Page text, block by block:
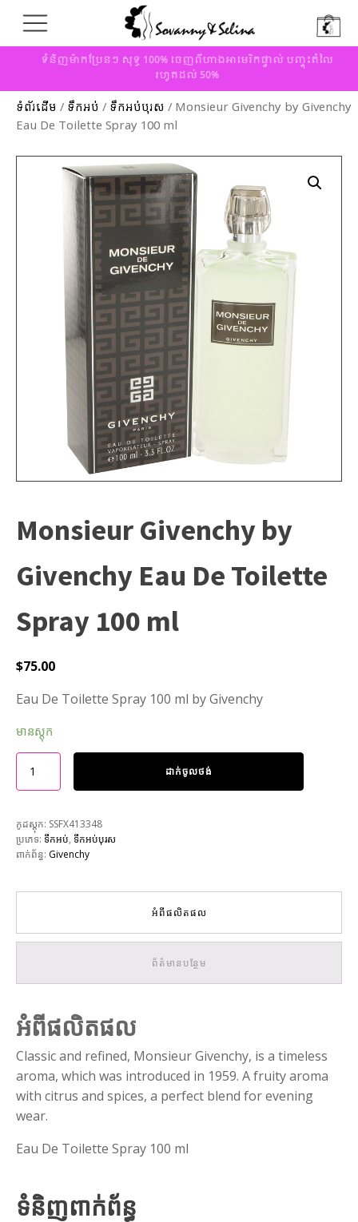
ទំនិញម៉ាកប្រែនៗ សុទ្ធ 100% ចេញពីហាងអាមេរិកផ្ទាល់ បញ្ចុះតំលៃ
រហូតដល់ 50%
ទំព័រដើម / ទឹកអប់ / ទឹកអប់បុរស / Monsieur Givenchy by Givenchy
Eau De Toilette Spray 100 ml
Monsieur Givenchy by
Givenchy Eau De Toilette
Spray 100 ml
$75.00
Eau De Toilette Spray 100 ml by Givenchy
មានស្តុក
ដាក់ចូលថង់
កូដស្តុក: SSFX413348
ប្រភេទ: ទឹកអប់, ទឹកអប់បុរស
ពាក់ព័ន្ធ: Givenchy
អំពីផលិតផល
ព័ត៌មានបន្ថែម
អំពីផលិតផល
Classic and refined, Monsieur Givenchy, is a timeless
aroma, which was introduced in 1959. A fruity aroma
with citrus and spices, a perfect blend for evening
wear.
Eau De Toilette Spray 100 ml
ទំនិញពាក់ព័ន្ធ